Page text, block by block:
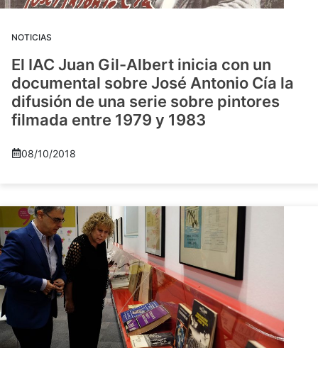
NOTICIAS
El IAC Juan Gil-Albert inicia con un
documental sobre José Antonio Cía la
difusión de una serie sobre pintores
filmada entre 1979 y 1983
08/10/2018